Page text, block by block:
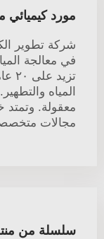
مورد
شركة تطوير
المياه
معقولة. وتمتد
مجالات
سلسلة من